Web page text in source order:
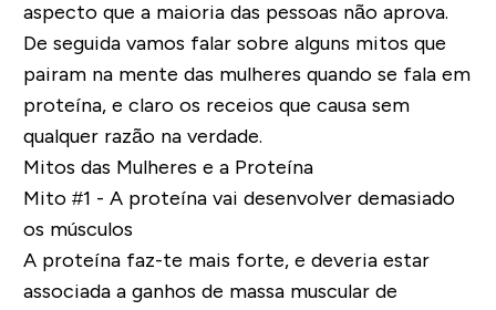
aspecto que a maioria das pessoas não aprova.
De seguida vamos falar sobre alguns mitos que
pairam na mente das mulheres quando se fala em
proteína, e claro os receios que causa sem
qualquer razão na verdade.
Mitos das Mulheres e a Proteína
Mito #1 - A proteína vai desenvolver demasiado
os músculos
A proteína faz-te mais forte, e deveria estar
associada a ganhos de massa muscular de